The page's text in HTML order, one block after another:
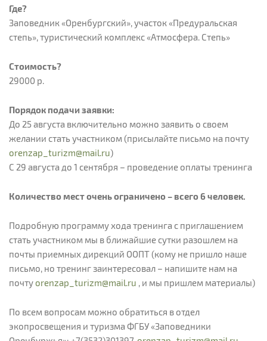
Где?
Заповедник «Оренбургский», участок «Предуральская
степь», туристический комплекс «Атмосфера. Степь»
Стоимость?
29000 р.
Порядок подачи заявки:
До 25 августа включительно можно заявить о своем
желании стать участником (присылайте письмо на почту
orenzap_turizm@mail.ru)
С 29 августа до 1 сентября – проведение оплаты тренинга
Количество мест очень ограничено – всего 6 человек.
Подробную программу хода тренинга с приглашением
стать участником мы в ближайшие сутки разошлем на
почты приемных дирекций ООПТ (кому не пришло наше
письмо, но тренинг заинтересовал – напишите нам на
почтуorenzap_turizm@mail.ru , и мы пришлем материалы)
По всем вопросам можно обратиться в отдел
экопросвещения и туризма ФГБУ «Заповедники